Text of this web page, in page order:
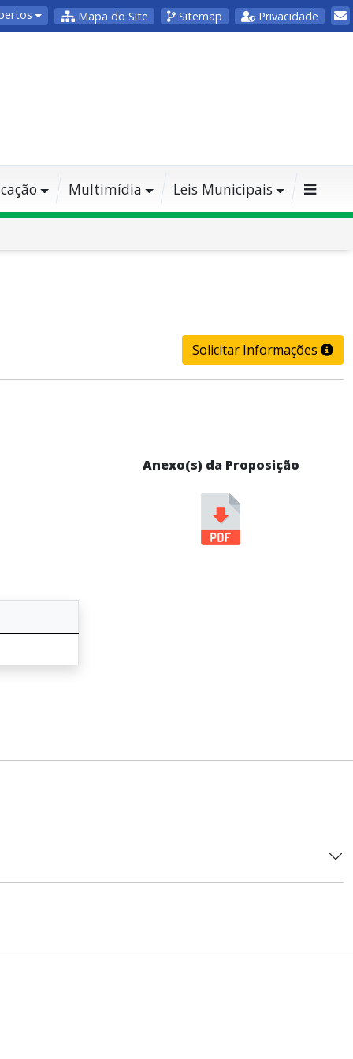
Mapa do Site Sitemap Privacidade
Multimídia Leis Municipais
Solicitar Informações
Anexo(s) da Proposição